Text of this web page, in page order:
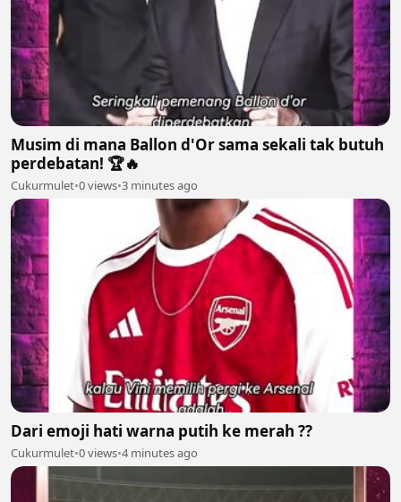
Musim di mana Ballon d'Or sama sekali tak butuh
perdebatan! 🏆🔥
Cukurmulet•0 views•3 minutes ago
Dari emoji hati warna putih ke merah ??
Cukurmulet•0 views•4 minutes ago